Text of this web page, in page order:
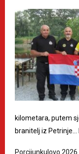
kilometara, putem
branitelj iz Petrinje…
Porcijunkulovo